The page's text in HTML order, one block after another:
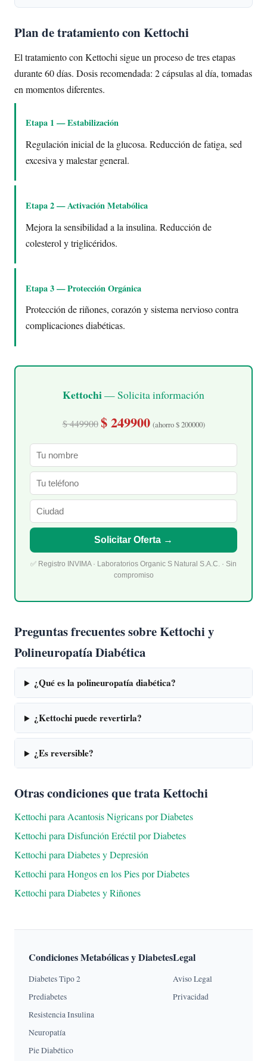
Plan de tratamiento con Kettochi
El tratamiento con Kettochi sigue un proceso de tres etapas
durante 60 días. Dosis recomendada: 2 cápsulas al día, tomadas
en momentos diferentes.
Etapa 1 — Estabilización
Regulación inicial de la glucosa. Reducción de fatiga, sed
excesiva y malestar general.
Etapa 2 — Activación Metabólica
Mejora la sensibilidad a la insulina. Reducción de
colesterol y triglicéridos.
Etapa 3 — Protección Orgánica
Protección de riñones, corazón y sistema nervioso contra
complicaciones diabéticas.
Kettochi— Solicita información
$ 449900 $ 249900 (ahorro $ 200000)
Solicitar Oferta →
✅ Registro INVIMA · Laboratorios Organic S Natural S.A.C. · Sin
compromiso
Preguntas frecuentes sobre Kettochi y
Polineuropatía Diabética
¿Qué es la polineuropatía diabética?
¿Kettochi puede revertirla?
¿Es reversible?
Otras condiciones que trata Kettochi
Kettochi para Acantosis Nigricans por Diabetes
Kettochi para Disfunción Eréctil por Diabetes
Kettochi para Diabetes y Depresión
Kettochi para Hongos en los Pies por Diabetes
Kettochi para Diabetes y Riñones
Condiciones Metabólicas y Diabetes
Diabetes Tipo 2
Prediabetes
Resistencia Insulina
Neuropatía
Pie Diabético
Legal
Aviso Legal
Privacidad